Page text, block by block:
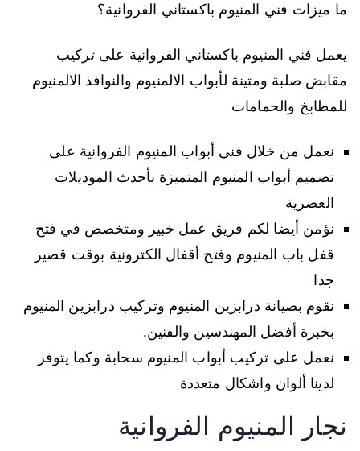
ما ميزات فني المنيوم باكستاني الفروانية؟
يعمل فني المنيوم باكستاني الفروانية على تركيب
مقابض صلبة ومتينة لأبواب الالمنيوم والنوافذ الالمنيوم
للمطابخ والحمامات
نعمل من خلال فني أبواب المنيوم الفروانية على
تصميم أبواب المنيوم المتميزة بأحدث الموديلات
العصرية
نؤمن أيضا لكم فريق عمل خبير ومتخصص في فتح
قفل باب المنيوم وفتح أقفال الكترونية بوقت قصير
جدا
نقوم بصيانة درابزين المنيوم وتركيب درابزين المنيوم
بخبرة أفضل المهندسين والفنين.
نعمل على تركيب أبواب المنيوم سحابة وكما يتوفر
لدينا ألوان واشكال متعددة
نجار المنيوم الفروانية